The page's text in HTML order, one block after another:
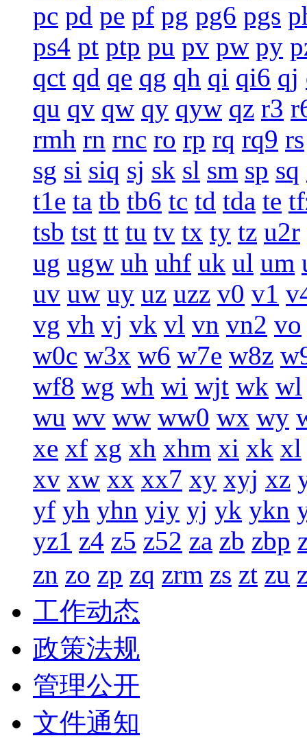
pc pd pe pf pg pg6 pgs
ps4 pt ptp pu pv pw py
qct qd qe qg qh qi qi6 qj
qu qv qw qy qyw qz r3
rmh rn rnc ro rp rq rq9 rs
sg si siq sj sk sl sm sp sq
t1e ta tb tb6 tc td tda te
tsb tst tt tu tv tx ty tz u2r
ug ugw uh uhf uk ul um
uv uw uy uz uzz v0 v1
vg vh vj vk vl vn vn2 vo
w0c w3x w6 w7e w8z
wf8 wg wh wi wjt wk wl
wu wv ww ww0 wx wy
xe xf xg xh xhm xi xk xl
xv xw xx xx7 xy xyj xz
yf yh yhn yiy yj yk ykn
yz1 z4 z5 z52 za zb zbp
zn zo zp zq zrm zs zt zu
工作动态
政策法规
管理公开
文件通知